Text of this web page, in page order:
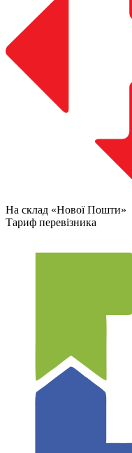
На склад «Нової Пошти»
Тариф перевізника